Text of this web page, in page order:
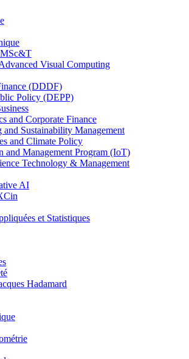
MSc&T
Visual Computing
(DDDF)
Policy (DEPP)
and Corporate Finance
Sustainability Management
and Climate Policy
Management Program (IoT)
Technology & Management
AI
et Statistiques
Hadamard